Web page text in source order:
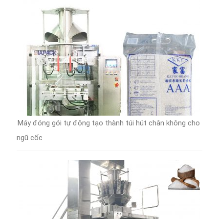
Máy đóng gói tự động tạo thành túi hút chân không cho
ngũ cốc